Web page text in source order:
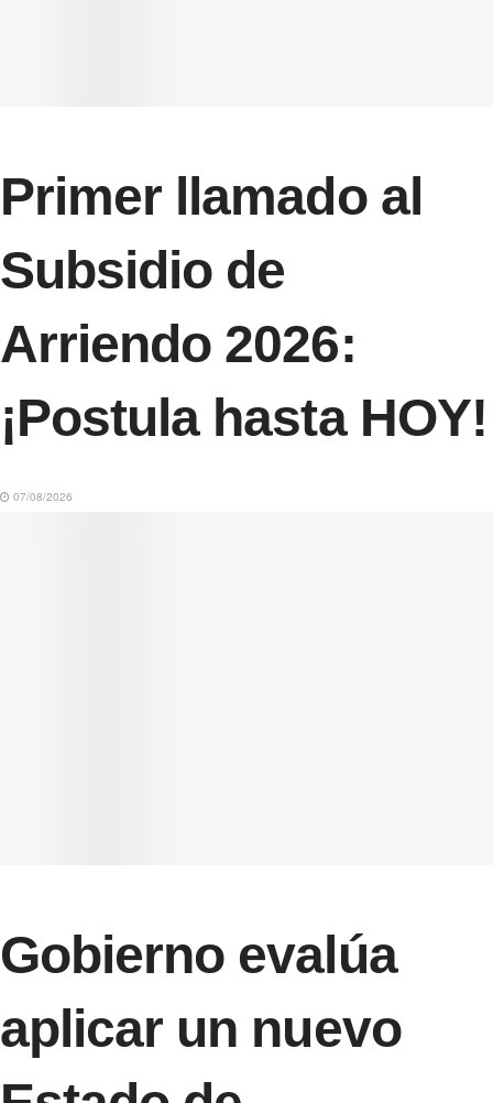
Primer llamado al
Subsidio de
Arriendo 2026:
¡Postula hasta HOY!
07/08/2026
Gobierno evalúa
aplicar un nuevo